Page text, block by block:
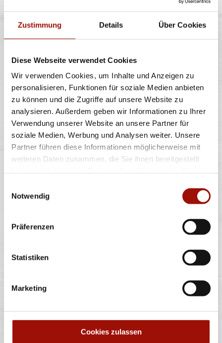
Zustimmung Details Über Cookies
Diese Webseite verwendet Cookies
Wir verwenden Cookies, um Inhalte und Anzeigen zu
personalisieren, Funktionen für soziale Medien anbieten
zu können und die Zugriffe auf unsere Website zu
analysieren. Außerdem geben wir Informationen zu Ihrer
Verwendung unserer Website an unsere Partner für
soziale Medien, Werbung und Analysen weiter. Unsere
Partner führen diese Informationen möglicherweise mit
weiteren Daten zusammen, die Sie ihnen bereitgestellt
Notwendig
Präferenzen
Statistiken
Marketing
Cookies zulassen
Pizzateig, Tomatensauce, Gouda, Tomaten, Mozzarella,
Basilikumpesto
FUNGHI
Pizzateig, Tomatensauce, Gouda, Champignons
Standard(26cm) Maxi(32cm) Wumbo(38cm)
Grammaturen oder Durchmessern, bspw. der Pizzen sind circa-
Angaben und können durch die Zubereitung geringfügig variieren.
Verwendete Abbildungen können von den tatsächlich gelieferten
* Weitere Produktinformationen zu vorverpackten Lebensmitteln
Hersteller finden Sie unter www.pizzamax.de/produktinformationen